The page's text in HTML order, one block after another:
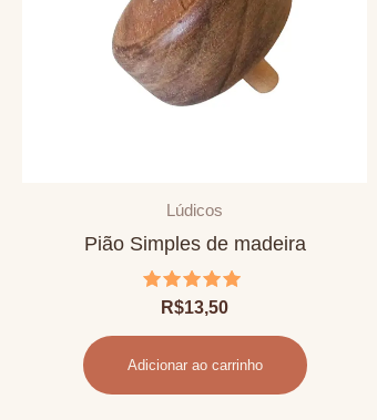
Lúdicos
Pião Simples de madeira
Avaliação
5.00
de 5
R$13,50
Adicionar ao carrinho